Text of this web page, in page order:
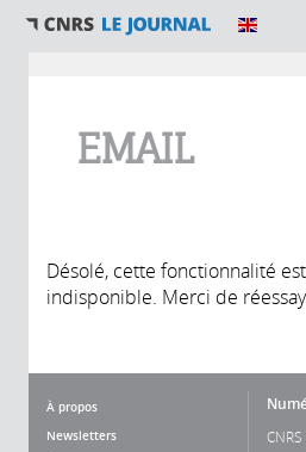
EMAIL
Désolé, cette fonctionnalité
indisponible. Merci de
À propos
Newsletters